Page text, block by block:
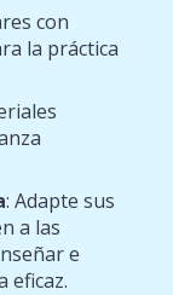
con
la práctica
: Adapte sus
a las
e
eficaz.